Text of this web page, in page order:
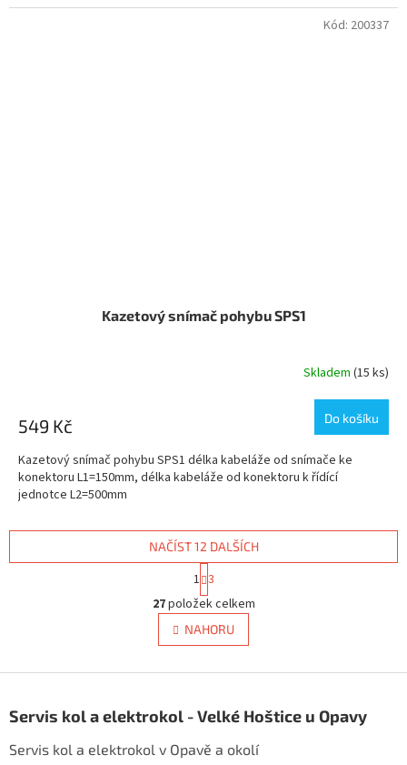
Kazetový snímač pohybu SPS1
Skladem (15 ks)
549 Kč Do košíku
Kazetový snímač pohybu SPS1 délka kabeláže od snímače ke
konektoru L1=150mm, délka kabeláže od konektoru k řídící
jednotce L2=500mm
Kód: 200337
O
v
l
á
í
r
NAČÍST 12 DALŠÍCH
S
t
r
á
n
k
v
n
í
1 3
27položek celkem
NAHORU
pServis kol a elektrokol - Velké Hoštice u Opavy
Servis kol a elektrokol v Opavě a okolí